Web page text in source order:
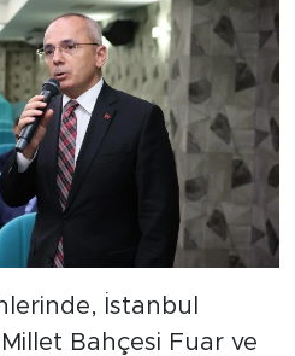
İstanbul
Bahçesi Fuar ve